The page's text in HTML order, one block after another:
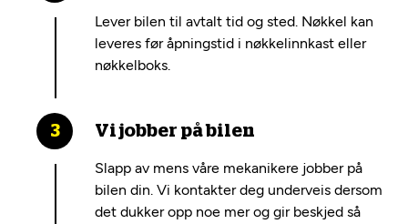
Lever bilen til avtalt tid og sted. Nøkkel kan
leveres før åpningstid i nøkkelinnkast eller
nøkkelboks.
Vi jobber på bilen
Slapp av mens våre mekanikere jobber på
bilen din. Vi kontakter deg underveis dersom
det dukker opp noe mer og gir beskjed så